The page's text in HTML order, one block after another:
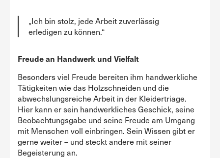
„Ich bin stolz, jede Arbeit zuverlässig
erledigen zu können.“
Freude an Handwerk und Vielfalt
Besonders viel Freude bereiten ihm handwerkliche
Tätigkeiten wie das Holzschneiden und die
abwechslungsreiche Arbeit in der Kleidertriage.
Hier kann er sein handwerkliches Geschick, seine
Beobachtungsgabe und seine Freude am Umgang
mit Menschen voll einbringen. Sein Wissen gibt er
gerne weiter – und steckt andere mit seiner
Begeisterung an.